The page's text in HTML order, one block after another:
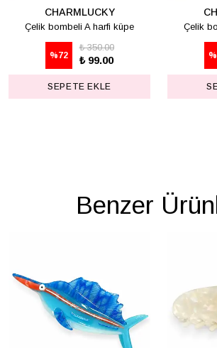
CHARMLUCKY
Çelik bombeli A harfi küpe
%72
₺ 350.00
₺ 99.00
SEPETE EKLE
Çelik
%
Benzer